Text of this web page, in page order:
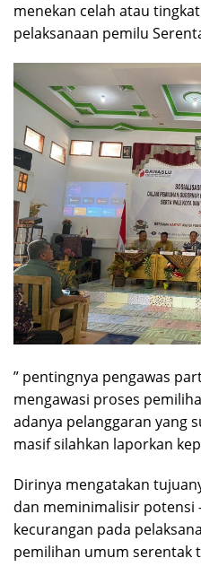
menekan celah atau
pelaksanaan pemilu
” pentingnya pengawas
mengawasi proses
adanya pelanggaran yang
masif silahkan laporkan
Dirinya mengatakan
dan meminimalisir potensi
kecurangan pada
pemilihan umum serentak